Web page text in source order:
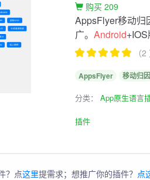
购买 209
AppsFlyer移动归
广。Android
（
AppsFlyer 移动归
分类：App原生语言
插件
？点这里提需求；想推广你的插件？ 点